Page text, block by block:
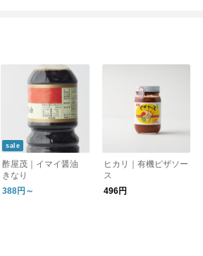
sale
酢屋茂｜イマイ醤油
きなり
388円～
ヒカリ｜有機ピザソー
ス
496円